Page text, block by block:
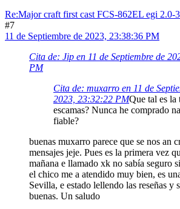
Re:Major craft first cast FCS-862EL egi 2.0-
#7
11 de Septiembre de 2023, 23:38:36 PM
Cita de: Jip en 11 de Septiembre de
PM
Cita de: muxarro en 11 de
2023, 23:32:22 PMQue tal es la
escamas? Nunca he comprado
fiable?
buenas muxarro parece que se nos an
mensajes jeje. Pues es la primera vez
mañana e llamado xk no sabía seguro
el chico me a atendido muy bien, es
Sevilla, e estado lellendo las reseñas y
buenas. Un saludo